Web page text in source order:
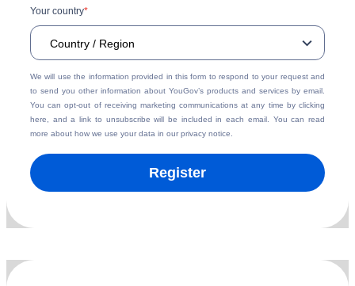
*
Your country
We will use the information provided in this form to respond to your request and
to send you other information about YouGov’s products and services by email.
You can opt-out of receiving marketing communications at any time by clicking
here , and a link to unsubscribe will be included in each email. You can read
more about how we use your data in our privacy notice
Register